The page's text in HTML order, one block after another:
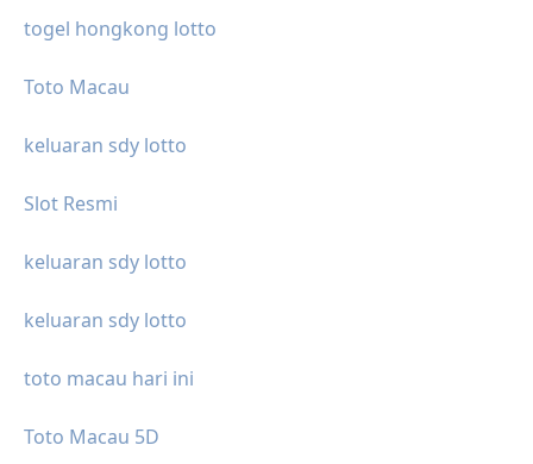
togel hongkong lotto
Toto Macau
keluaran sdy lotto
Slot Resmi
keluaran sdy lotto
keluaran sdy lotto
toto macau hari ini
Toto Macau 5D